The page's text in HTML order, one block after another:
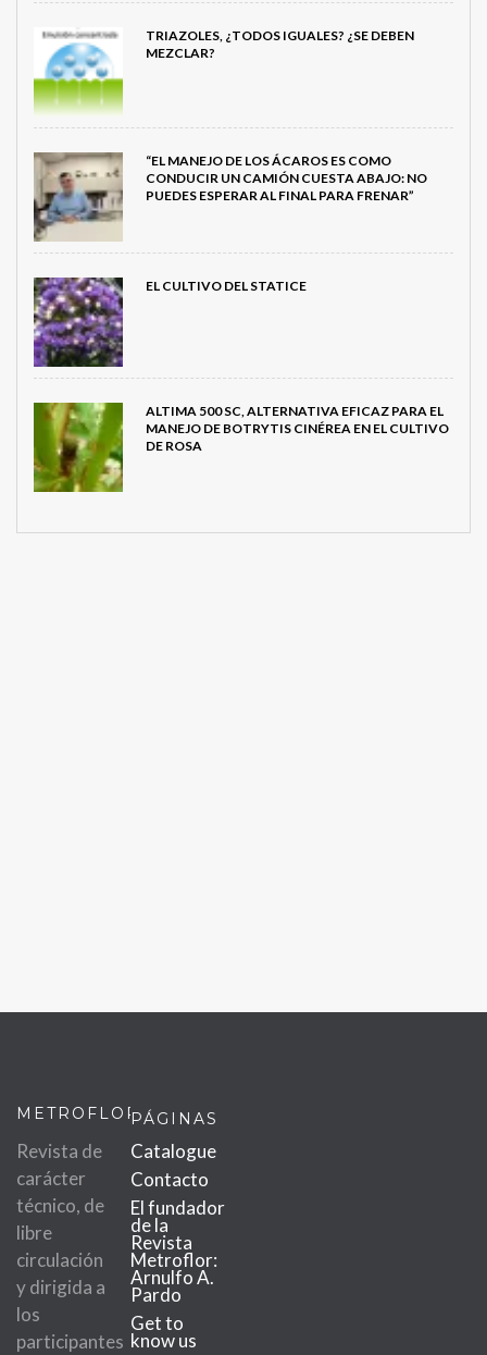
TRIAZOLES, ¿TODOS IGUALES? ¿SE DEBEN
MEZCLAR?
“EL MANEJO DE LOS ÁCAROS ES COMO
CONDUCIR UN CAMIÓN CUESTA ABAJO: NO
PUEDES ESPERAR AL FINAL PARA FRENAR”
EL CULTIVO DEL STATICE
ALTIMA 500 SC, ALTERNATIVA EFICAZ PARA EL
MANEJO DE BOTRYTIS CINÉREA EN EL CULTIVO
DE ROSA
METROFLOR
Revista de
carácter
técnico, de
libre
circulación
y dirigida a
los
participantes
PÁGINAS
Catalogue
Contacto
El fundador
de la
Revista
Metroflor:
Arnulfo A.
Pardo
Get to
know us